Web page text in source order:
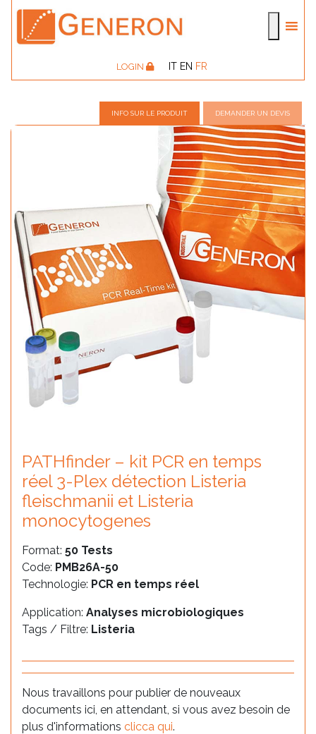
LOGIN IT EN FR
INFO SUR LE PRODUIT DEMANDER UN DEVIS
PATHfinder – kit PCR en temps
réel 3-Plex détection Listeria
fleischmanii et Listeria
monocytogenes
Format: 50 Tests
Code: PMB26A-50
Technologie: PCR en temps réel
Application: Analyses microbiologiques
Tags / Filtre: Listeria
Nous travaillons pour publier de nouveaux
documents ici, en attendant, si vous avez besoin de
plus d'informations clicca qui.